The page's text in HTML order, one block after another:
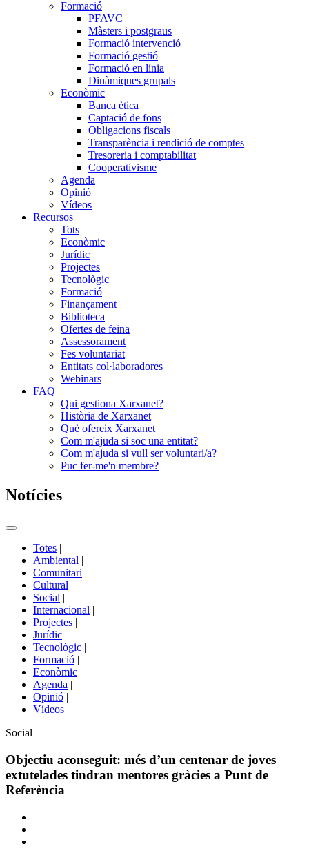
Formació
PFAVC
Màsters i postgraus
Formació intervenció
Formació gestió
Formació en línia
Dinàmiques grupals
Econòmic
Banca ètica
Captació de fons
Obligacions fiscals
Transparència i rendició de comptes
Tresoreria i comptabilitat
Cooperativisme
Agenda
Opinió
Vídeos
Recursos
Tots
Econòmic
Jurídic
Projectes
Tecnològic
Formació
Finançament
Biblioteca
Ofertes de feina
Assessorament
Fes voluntariat
Entitats col·laboradores
Webinars
FAQ
Qui gestiona Xarxanet?
Història de Xarxanet
Què ofereix Xarxanet
Com m'ajuda si soc una entitat?
Com m'ajuda si vull ser voluntari/a?
Puc fer-me'n membre?
Notícies
Commutador
portals
Totes |
Ambiental |
Comunitari |
Cultural |
Social |
Internacional |
Projectes |
Jurídic |
Tecnològic |
Formació |
Econòmic |
Agenda |
Opinió |
Vídeos
Àmbit
la
notícia
Social
Objectiu aconseguit: més d’un centenar de joves
extutelades tindran mentores gràcies a Punt de
Referència
Comparteix